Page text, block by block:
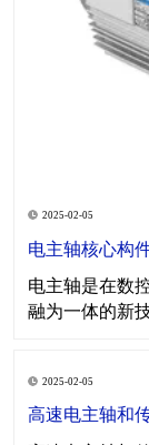
2025-02-05
电主轴核心构
电主轴是在数
融为一体的新
是电主轴的核
程，并承受来
轴、
2025-02-05
高速电主轴和